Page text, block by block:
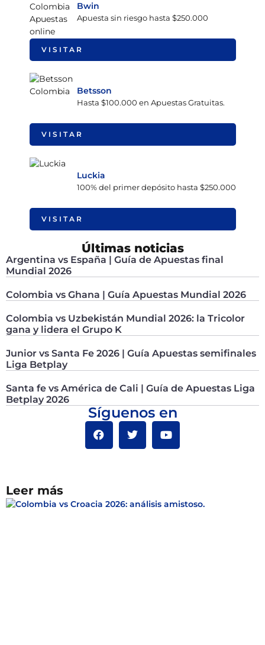
Bwin
Apuesta sin riesgo hasta $250.000
VISITAR
Betsson
Hasta $100.000 en Apuestas Gratuitas.
VISITAR
Luckia
100% del primer depósito hasta $250.000
VISITAR
Últimas noticias
Argentina vs España | Guía de Apuestas final
Mundial 2026
Colombia vs Ghana | Guía Apuestas Mundial 2026
Colombia vs Uzbekistán Mundial 2026: la Tricolor
gana y lidera el Grupo K
Junior vs Santa Fe 2026 | Guía Apuestas semifinales
Liga Betplay
Santa fe vs América de Cali | Guía de Apuestas Liga
Betplay 2026
Síguenos en
Leer más